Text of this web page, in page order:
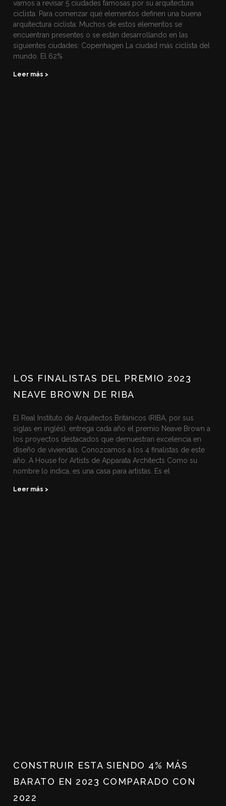
vamos a revisar 5 ciudades famosas por su arquitectura
ciclista. Para comenzar qué elementos definen una buena
arquitectura ciclista: Muchos de estos elementos se
encuentran presentes o se están desarrollando en las
siguientes ciudades: Copenhagen La ciudad más ciclista del
mundo. El 62%
Leer más >
LOS FINALISTAS DEL PREMIO 2023
NEAVE BROWN DE RIBA
El Real Instituto de Arquitectos Británicos (RIBA, por sus
siglas en inglés), entrega cada año el premio Neave Brown a
los proyectos destacados que demuestran excelencia en
diseño de viviendas. Conozcamos a los 4 finalistas de este
año. A House for Artists de Apparata Architects Como su
nombre lo indica, es una casa para artistas. Es el
Leer más >
CONSTRUIR ESTA SIENDO 4% MÁS
BARATO EN 2023 COMPARADO CON
2022